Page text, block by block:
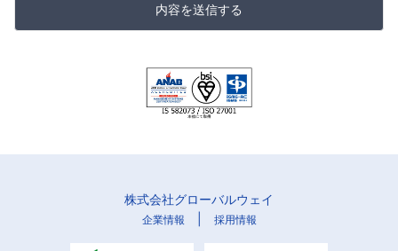
内容を送信する
株式会社グローバルウェイ
企業情報 採用情報